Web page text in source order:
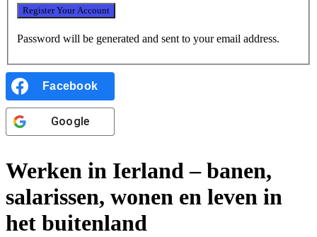
Password will be generated and sent to your email address.
Facebook
Google
Werken in Ierland – banen,
salarissen, wonen en leven in
het buitenland